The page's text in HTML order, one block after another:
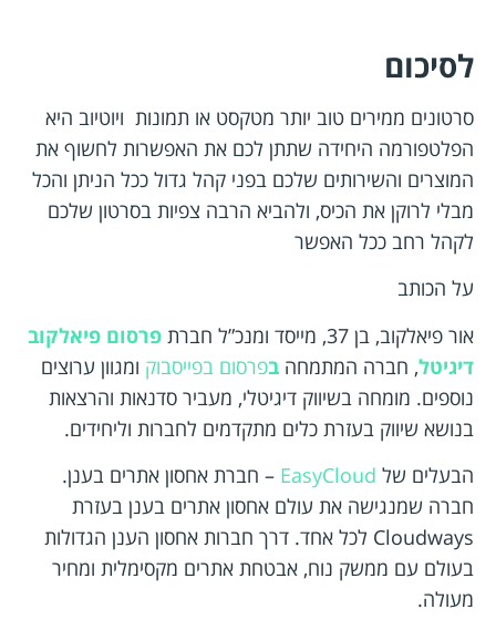
לסיכום
סרטונים ממירים טוב יותר מטקסט או תמונות ויוטיוב היא
הפלטפורמה היחידה שתתן לכם את האפשרות לחשוף את
המוצרים והשירותים שלכם בפני קהל גדול ככל הניתן והכל
מבלי לרוקן את הכיס, ולהביא הרבה צפיות בסרטון שלכם
לקהל רחב ככל האפשר
על הכותב
אור פיאלקוב, בן 37, מייסד ומנכ”ל חברת
פרסום פיאלקוב
דיגיטל, חברה המתמחה בפרסום בפייסבוק ומגוון ערוצים
נוספים. מומחה בשיווק דיגיטלי, מעביר סדנאות והרצאות
בנושא שיווק בעזרת כלים מתקדמים לחברות וליחידים.
הבעלים של EasyCloud – חברת אחסון אתרים בענן.
חברה שמנגישה את עולם אחסון אתרים בענן בעזרת
Cloudways לכל אחד. דרך חברות אחסון הענן הגדולות
בעולם עם ממשק נוח, אבטחת אתרים מקסימלית ומחיר
מעולה.